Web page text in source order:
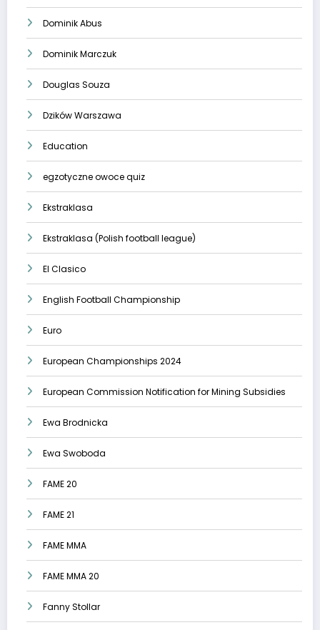
Dominik Abus
Dominik Marczuk
Douglas Souza
Dzików Warszawa
Education
egzotyczne owoce quiz
Ekstraklasa
Ekstraklasa (Polish football league)
El Clasico
English Football Championship
Euro
European Championships 2024
European Commission Notification for Mining Subsidies
Ewa Brodnicka
Ewa Swoboda
FAME 20
FAME 21
FAME MMA
FAME MMA 20
Fanny Stollar